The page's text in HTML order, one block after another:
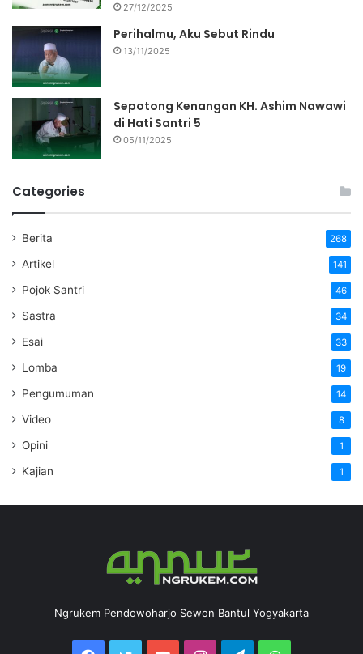
27/12/2025
Perihalmu, Aku Sebut Rindu
13/11/2025
Sepotong Kenangan KH. Ashim Nawawi
di Hati Santri 5
05/11/2025
Categories
Berita 268
Artikel 141
Pojok Santri 46
Sastra 34
Esai 33
Lomba 19
Pengumuman 14
Video 8
Opini 1
Kajian 1
Ngrukem Pendowoharjo Sewon Bantul Yogyakarta